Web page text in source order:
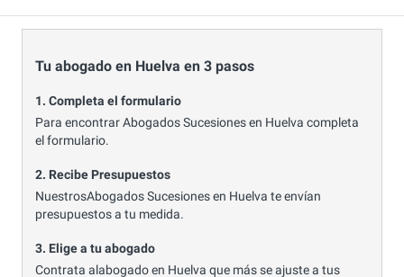
Tu abogado en Huelva en 3 pasos
1. Completa el formulario
Para encontrar Abogados Sucesiones en Huelva completa
el formulario.
2. Recibe Presupuestos
NuestrosAbogados Sucesiones en Huelva te envían
presupuestos a tu medida.
3. Elige a tu abogado
Contrata alabogado en Huelva que más se ajuste a tus